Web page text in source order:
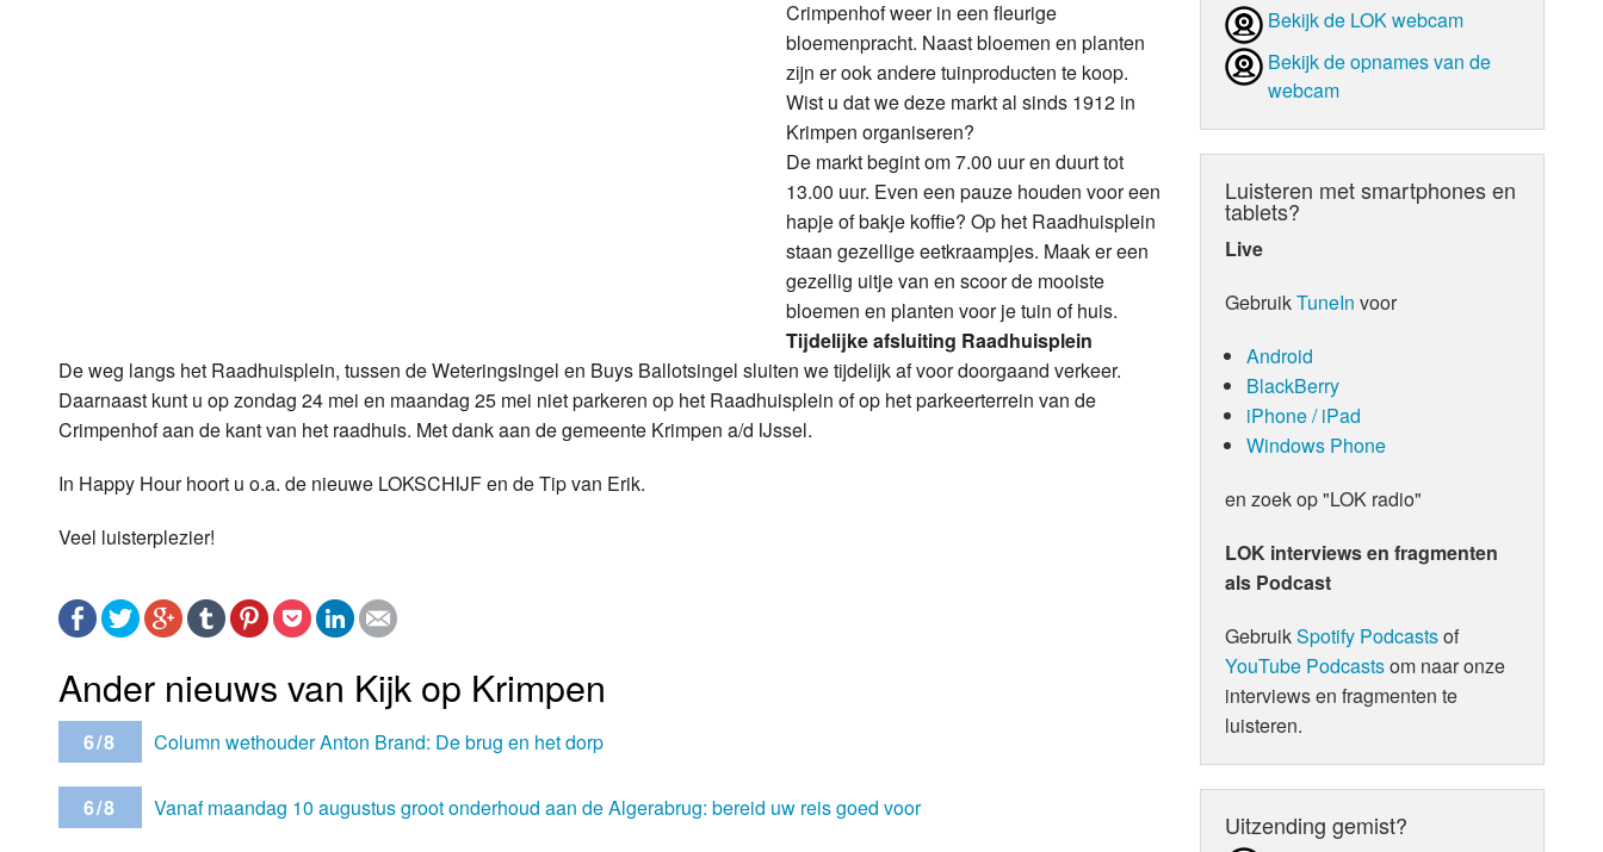
Over Krimpen a/d IJssel
Crimpenhof weer in een fleurige
bloemenpracht. Naast bloemen en planten
zijn er ook andere tuinproducten te koop.
Wist u dat we deze markt al sinds 1912 in
Krimpen organiseren?
De markt begint om 7.00 uur en duurt tot
13.00 uur. Even een pauze houden voor een
hapje of bakje koffie? Op het Raadhuisplein
staan gezellige eetkraampjes. Maak er een
gezellig uitje van en scoor de mooiste
bloemen en planten voor je tuin of huis.
Tijdelijke afsluiting Raadhuisplein
De weg langs het Raadhuisplein, tussen de Weteringsingel en Buys Ballotsingel sluiten we tijdelijk af voor doorgaand verkeer.
Daarnaast kunt u op zondag 24 mei en maandag 25 mei niet parkeren op het Raadhuisplein of op het parkeerterrein van de
Crimpenhof aan de kant van het raadhuis. Met dank aan de gemeente Krimpen a/d IJssel.
In Happy Hour hoort u o.a. de nieuwe LOKSCHIJF en de Tip van Erik.
Veel luisterplezier!
Ander nieuws van Kijk op Krimpen
6/8 Column wethouder Anton Brand: De brug en het dorp
6/8 Vanaf maandag 10 augustus groot onderhoud aan de Algerabrug: bereid uw reis goed voor
Bekijk de LOK webcam
Bekijk de opnames van de
webcam
Luisteren met smartphones en
tablets?
Live
GebruikTuneIn voor
Android
BlackBerry
iPhone / iPad
Windows Phone
en zoek op "LOK radio"
LOK interviews en fragmenten
als Podcast
GebruikSpotify Podcastsof
YouTube Podcastsom naar onze
interviews en fragmenten te
luisteren.
Uitzending gemist?